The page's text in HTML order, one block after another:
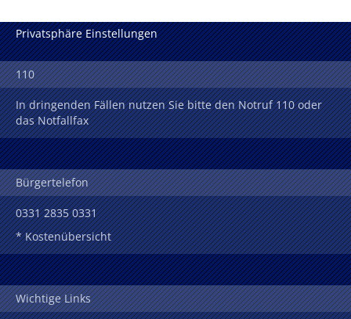
Privatsphäre Einstellungen
110
In dringenden Fällen nutzen Sie bitte den Notruf 110 oder
das Notfallfax
Bürgertelefon
0331 2835 0331
* Kostenübersicht
Wichtige Links